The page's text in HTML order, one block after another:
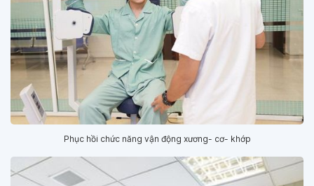
Phục hồi chức năng vận động xương- cơ- khớp